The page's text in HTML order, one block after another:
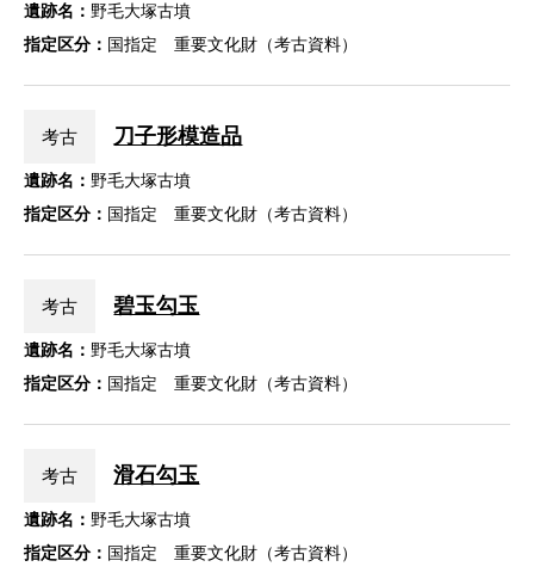
遺跡名： 野毛大塚古墳
指定区分： 国指定 重要文化財（考古資料）
考古 刀子形模造品
遺跡名： 野毛大塚古墳
指定区分： 国指定 重要文化財（考古資料）
考古 碧玉勾玉
遺跡名： 野毛大塚古墳
指定区分： 国指定 重要文化財（考古資料）
考古 滑石勾玉
遺跡名： 野毛大塚古墳
指定区分： 国指定 重要文化財（考古資料）